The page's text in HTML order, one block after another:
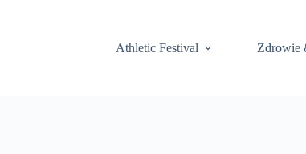
Athletic Festival Zdrowie